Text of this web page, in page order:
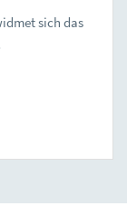
sich das